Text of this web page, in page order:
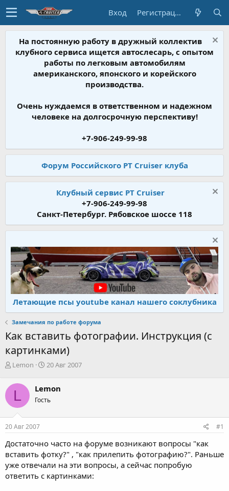
Вход Регистрация
На постоянную работу в дружный коллектив
клубного сервиса ищется автослесарь, с опытом
работы по легковым автомобилям
американского, японского и корейского
производства.
Очень нуждаемся в ответственном и надежном
человеке на долгосрочную перспективу!
+7-906-249-99-98
Форум Российского PT Cruiser клуба
Клубный сервис PT Cruiser
+7-906-249-99-98
Санкт-Петербург. Рябовское шоссе 118
Летающие псы youtube канал нашего соклубника
Замечания по работе форума
Как вставить фотографии. Инструкция (с
картинками)
А
т
о
р
т
е
м
Lemon
Д
а
н
ч
а
20 Авг 2007
L Lemon
Гость
20 Авг 2007 #1
Достаточно часто на форуме возникают вопросы "как
вставить фотку?" , "как прилепить фотографию?". Раньше
уже отвечали на эти вопросы, а сейчас попробую
ответить с картинками: